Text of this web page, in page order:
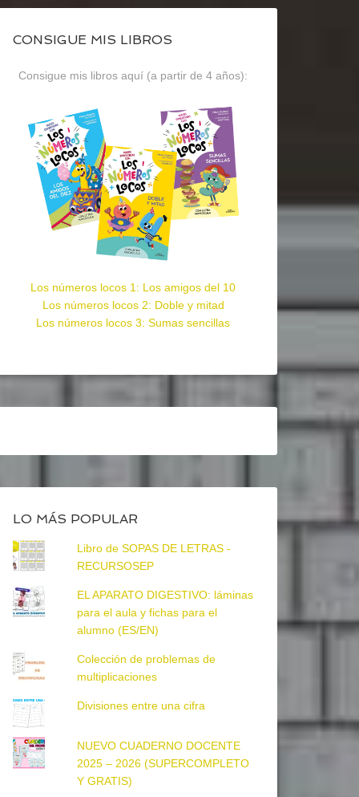
CONSIGUE MIS LIBROS
Consigue mis libros aquí (a partir de 4 años):
Los números locos 1: Los amigos del 10
Los números locos 2: Doble y mitad
Los números locos 3: Sumas sencillas
LO MÁS POPULAR
Libro de SOPAS DE LETRAS -
RECURSOSEP
EL APARATO DIGESTIVO: láminas
para el aula y fichas para el
alumno (ES/EN)
Colección de problemas de
multiplicaciones
Divisiones entre una cifra
NUEVO CUADERNO DOCENTE
2025 – 2026 (SUPERCOMPLETO
Y GRATIS)